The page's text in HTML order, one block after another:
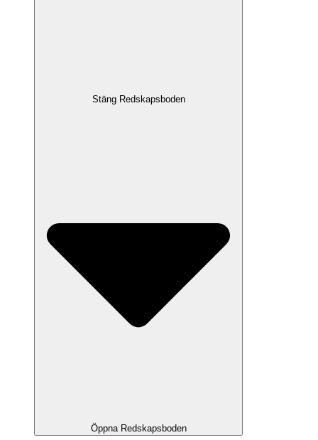
Stäng Redskapsboden
Öppna Redskapsboden